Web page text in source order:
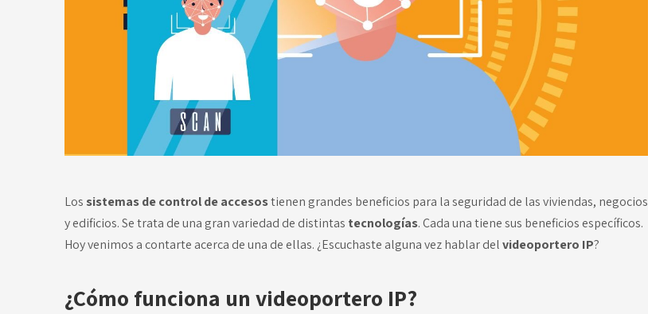
Los sistemas de control de accesostienen grandes beneficios para la seguridad de las viviendas, negocios
y edificios. Se trata de una gran variedad de distintas tecnologías. Cada una tiene sus beneficios específicos.
Hoy venimos a contarte acerca de una de ellas. ¿Escuchaste alguna vez hablar delvideoportero IP?
¿Cómo funciona un videoportero IP?